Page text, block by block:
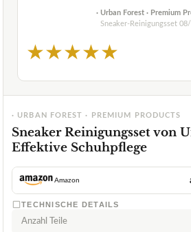
· Urban Forest · Premium
Sneaker-Reinigungsset
★★★★★
· URBAN FOREST · PREMIUM PRODUCTS
Sneaker Reinigungsset von
Effektive Schuhpflege
Amazon
TECHNISCHE DETAILS
Anzahl Teile